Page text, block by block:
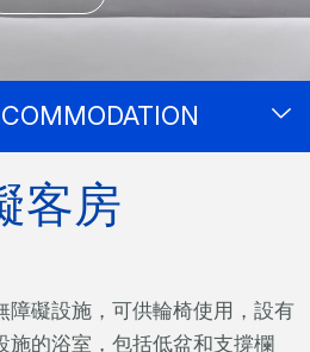
客房
障礙設施，可供輪椅使用，設有
施的浴室，包括低盆和支撐欄